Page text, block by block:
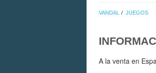
VANDAL JUEGOS
A la venta en